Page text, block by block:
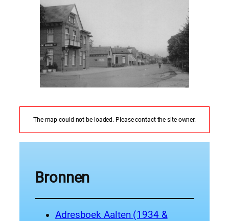
The map could not be loaded. Please contact the site owner.
Bronnen
Adresboek Aalten (1934 &